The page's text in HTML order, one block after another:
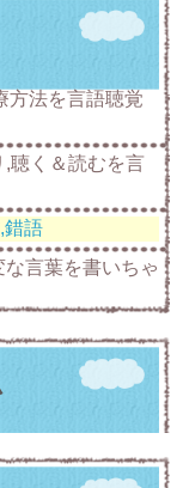
方法を言語聴覚
聴く＆読むを言
錯語
言葉を書いちゃ